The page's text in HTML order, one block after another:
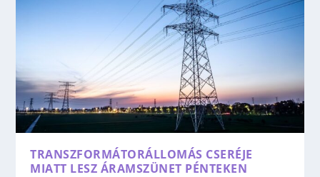
TRANSZFORMÁTORÁLLOMÁS CSERÉJE
MIATT LESZ ÁRAMSZÜNET PÉNTEKEN